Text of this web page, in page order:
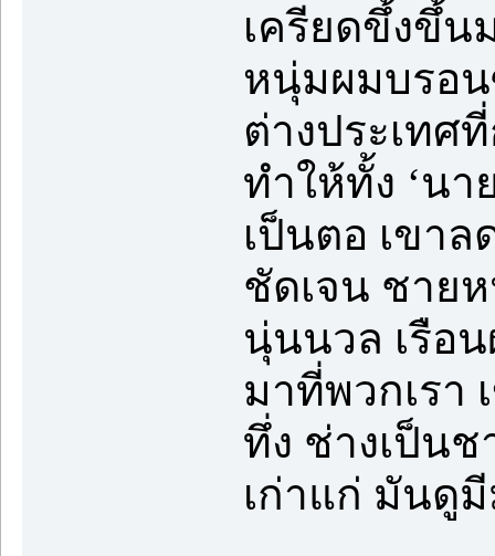
เครียดขึ้งขึ้น
หนุ่มผมบรอ
ต่างประเท
ทำให้ทั้ง ‘นา
เป็นตอ เขา
ชัดเจน ชาย
นุ่นนวล เรือ
มาที่พวกเรา
ทึ่ง ช่างเป็น
เก่าแก่ มันดู